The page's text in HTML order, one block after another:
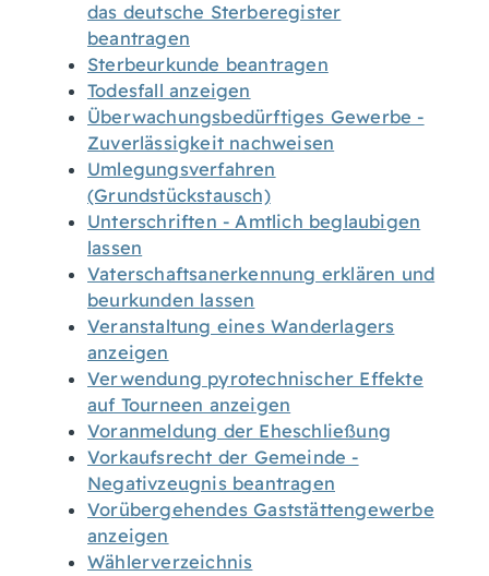
das deutsche Sterberegister
beantragen
Sterbeurkunde beantragen
Todesfall anzeigen
Überwachungsbedürftiges Gewerbe -
Zuverlässigkeit nachweisen
Umlegungsverfahren
(Grundstückstausch)
Unterschriften - Amtlich beglaubigen
lassen
Vaterschaftsanerkennung erklären und
beurkunden lassen
Veranstaltung eines Wanderlagers
anzeigen
Verwendung pyrotechnischer Effekte
auf Tourneen anzeigen
Voranmeldung der Eheschließung
Vorkaufsrecht der Gemeinde -
Negativzeugnis beantragen
Vorübergehendes Gaststättengewerbe
anzeigen
Wählerverzeichnis